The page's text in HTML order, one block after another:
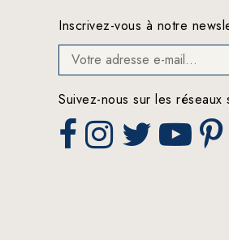
Inscrivez-vous à notre
Suivez-nous sur les réseaux